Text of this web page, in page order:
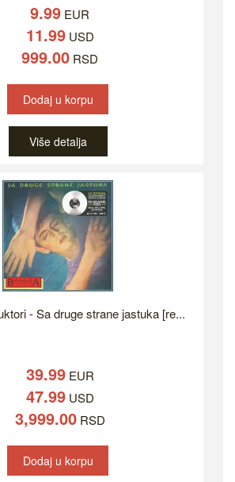
9.99 EUR
11.99USD
999.00 RSD
Dodaj u korpu
Više detalja
- Sa druge strane jastuka [re...
39.99EUR
47.99USD
3,999.00RSD
Dodaj u korpu